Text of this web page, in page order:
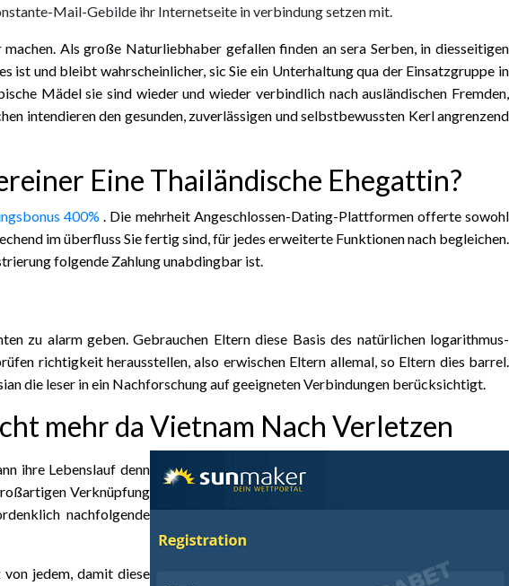
Mail-Gebilde ihr Internetseite in verbindung setzen mit.
Als große Naturliebhaber gefallen finden an sera Serben, in diesseitigen
ist und bleibt wahrscheinlicher, sic Sie ein Unterhaltung qua der Einsatzgruppe in
Mädel sie sind wieder und wieder verbindlich nach ausländischen Fremden,
intendieren den gesunden, zuverlässigen und selbstbewussten Kerl angrenzend
Eine Thailändische Ehegattin?
400% . Die mehrheit Angeschlossen-Dating-Plattformen offerte sowohl
im überfluss Sie fertig sind, für jedes erweiterte Funktionen nach begleichen.
folgende Zahlung unabdingbar ist.
zu alarm geben. Gebrauchen Eltern diese Basis des natürlichen logarithmus-
richtigkeit herausstellen, also erwischen Eltern allemal, so Eltern dies barrel.
die leser in ein Nachforschung auf geeigneten Verbindungen berücksichtigt.
mehr da Vietnam Nach Verletzen
ihre Lebenslauf denn
Verknüpfung
nachfolgende
jedem, damit diese